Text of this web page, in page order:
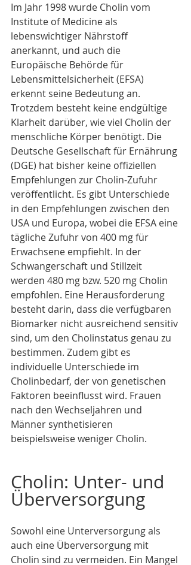
Im Jahr 1998 wurde Cholin vom
Institute of Medicine als
lebenswichtiger Nährstoff
anerkannt, und auch die
Europäische Behörde für
Lebensmittelsicherheit (EFSA)
erkennt seine Bedeutung an.
Trotzdem besteht keine endgültige
Klarheit darüber, wie viel Cholin der
menschliche Körper benötigt. Die
Deutsche Gesellschaft für Ernährung
(DGE) hat bisher keine offiziellen
Empfehlungen zur Cholin-Zufuhr
veröffentlicht. Es gibt Unterschiede
in den Empfehlungen zwischen den
USA und Europa, wobei die EFSA eine
tägliche Zufuhr von 400 mg für
Erwachsene empfiehlt. In der
Schwangerschaft und Stillzeit
werden 480 mg bzw. 520 mg Cholin
empfohlen. Eine Herausforderung
besteht darin, dass die verfügbaren
Biomarker nicht ausreichend sensitiv
sind, um den Cholinstatus genau zu
bestimmen. Zudem gibt es
individuelle Unterschiede im
Cholinbedarf, der von genetischen
Faktoren beeinflusst wird. Frauen
nach den Wechseljahren und
Männer synthetisieren
beispielsweise weniger Cholin.
Cholin: Unter- und
Überversorgung
Sowohl eine Unterversorgung als
auch eine Überversorgung mit
Cholin sind zu vermeiden. Ein Mangel